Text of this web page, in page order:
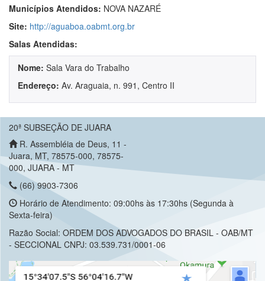
Municípios Atendidos: NOVA NAZARÉ
Site: http://aguaboa.oabmt.org.br
Salas Atendidas:
Nome: Sala Vara do Trabalho
Endereço: Av. Araguaia, n. 991, Centro II
20ª SUBSEÇÃO DE JUARA
R. Assembléia de Deus, 11 -
Juara, MT, 78575-000, 78575-
000, JUARA - MT
(66) 9903-7306
Horário de Atendimento: 09:00hs às 17:30hs (Segunda à
Sexta-feira)
Razão Social: ORDEM DOS ADVOGADOS DO BRASIL - OAB/MT
- SECCIONAL CNPJ: 03.539.731/0001-06